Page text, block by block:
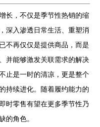
长，不仅是季节性热销的缩
深入渗透日常生活、重塑消
不再仅仅是提供商品，而是
并能够激发关联需求的解决
止是一时的清凉，更是整个
持续进化。随着履约能力的
时零售有望在更多季节性乃
的角色。